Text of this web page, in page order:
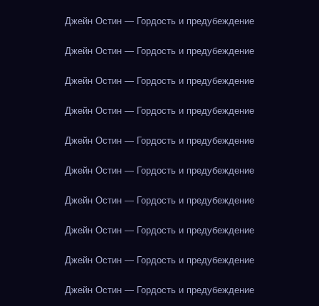
Джейн Остин — Гордость и предубеждение
Джейн Остин — Гордость и предубеждение
Джейн Остин — Гордость и предубеждение
Джейн Остин — Гордость и предубеждение
Джейн Остин — Гордость и предубеждение
Джейн Остин — Гордость и предубеждение
Джейн Остин — Гордость и предубеждение
Джейн Остин — Гордость и предубеждение
Джейн Остин — Гордость и предубеждение
Джейн Остин — Гордость и предубеждение